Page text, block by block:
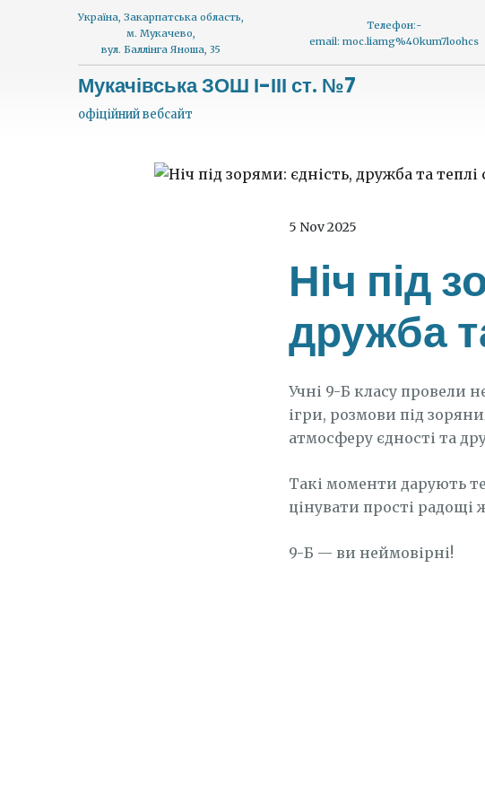
Україна, Закарпатська область,
м. Мукачево,
вул. Баллінга Яноша, 35
Телефон:-
email: moc.liamg%40kum7loohcs
Мукачівська ЗОШ І-ІІІ ст. №7
офіційний вебсайт
5 Nov 2025
Ніч під
дружба
Учні 9-Б класу провели
ігри, розмови під
атмосферу єдності та
Такі моменти дарують
цінувати прості радощі
9-Б — ви неймовірні!